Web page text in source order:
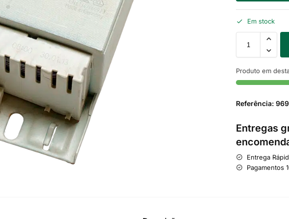
Em stock
Produto em
Referência:
Entregas
Entrega
Pagamentos